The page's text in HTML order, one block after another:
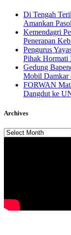
​Di Tengah
Amankan
Kemendagri
Penerapan
Pengurus
Pihak Hormati
Gedung
Mobil Damkar
FORWAN
Dangdut ke
Archives
Archives